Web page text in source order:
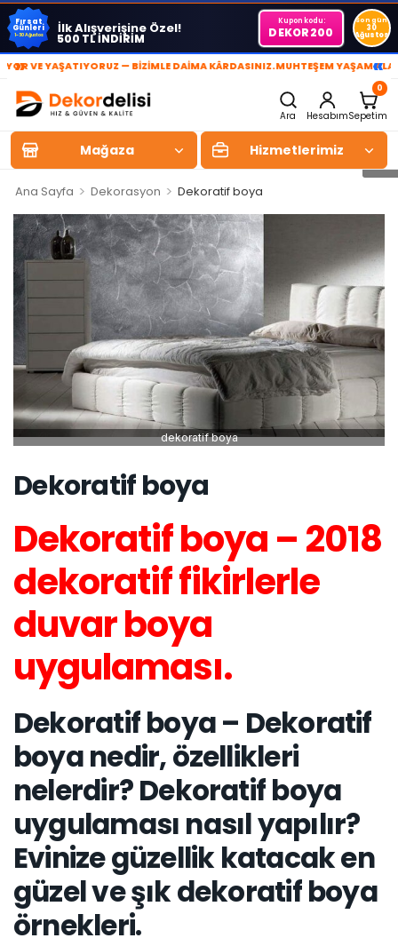
Fırsat
Günleri
1-30 Ağustos İlk Alışverişine Özel!
500 TL İNDİRİM
Kupon kodu:
DEKOR200
Son gün
30
Ağustos
»YAŞATIYORUZ — BİZİMLE DAİMA KÂRDASINIZ.MUHTEŞEM YAŞAM «
Ara Hesabım
0
Sepetim
Mağaza Hizmetlerimiz
Ana Sayfa > Dekorasyon > Dekoratif boya
dekoratif boya
Dekoratif boya
Dekoratif boya – 2018
dekoratif fikirlerle
duvar boya
uygulaması.
Dekoratif boya – Dekoratif
boya nedir, özellikleri
nelerdir? Dekoratif boya
uygulaması nasıl yapılır?
Evinize güzellik katacak en
güzel ve şık dekoratif boya
örnekleri.